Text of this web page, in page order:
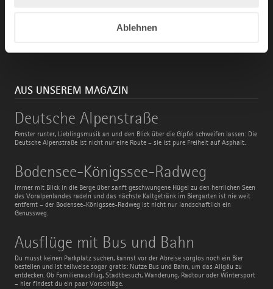
Ablehnen
AUS UNSEREM MAGAZIN
Deutsche Alpenstraße
Fenster runter, Lieblingsmusik an und den Blick über die Gipfel schweifen lassen: Die
Deutsche Alpenstraße ist nicht nur eine Route – sie ist pure Freiheit auf Asphalt.
Deutsche
Alpenstraße
Bodensee-Königssee-Radweg
Immer mit Blick in die Berge über sanft geschwungene Hügel zu den herrlichen Seen
des Voralpenlandes radeln und das nächste Kaltgetränk im Biergarten ist nie weit
entfernt – der Bodensee-Königssee-Radweg ist nicht nur landschaftlich ein
Genussweg.
Bodensee-
Königssee-
Radweg
Ausflüge mit Bus und Bahn
Du musst keinen Parkplatz suchen, kannst vor der Abreise sorglos noch ein Bier
bestellen und ist teilweise sogar gratis: Nutze Bus und Bahn, um das Allgäu zu
entdecken. Ob Familienausflug, Stadtbesuch, Wanderung, Radtour oder Wintersport
– hier findest du ein paar Vorschläge.
Ausflüge
mit
Bus
und
Bahn